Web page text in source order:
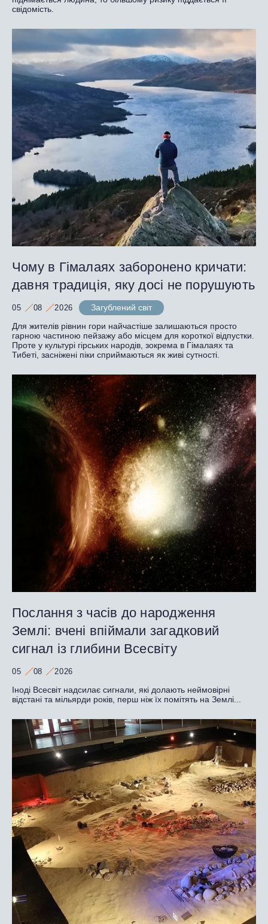
свідомість.
Чому в Гімалаях заборонено кричати:
давня традиція, яку досі не порушують
05 08 2026
Загублений світ
Для жителів рівнин гори найчастіше залишаються просто
гарною частиною пейзажу або місцем для короткої відпустки.
Проте у культурі гірських народів, зокрема в Гімалаях та
Тибеті, засніжені піки сприймаються як живі сутності.
Послання з часів до народження
Землі: вчені впіймали загадковий
сигнал із глибини Всесвіту
05 08 2026
Іноді Всесвіт надсилає сигнали, які долають неймовірні
відстані та мільярди років, перш ніж їх помітять на Землі...